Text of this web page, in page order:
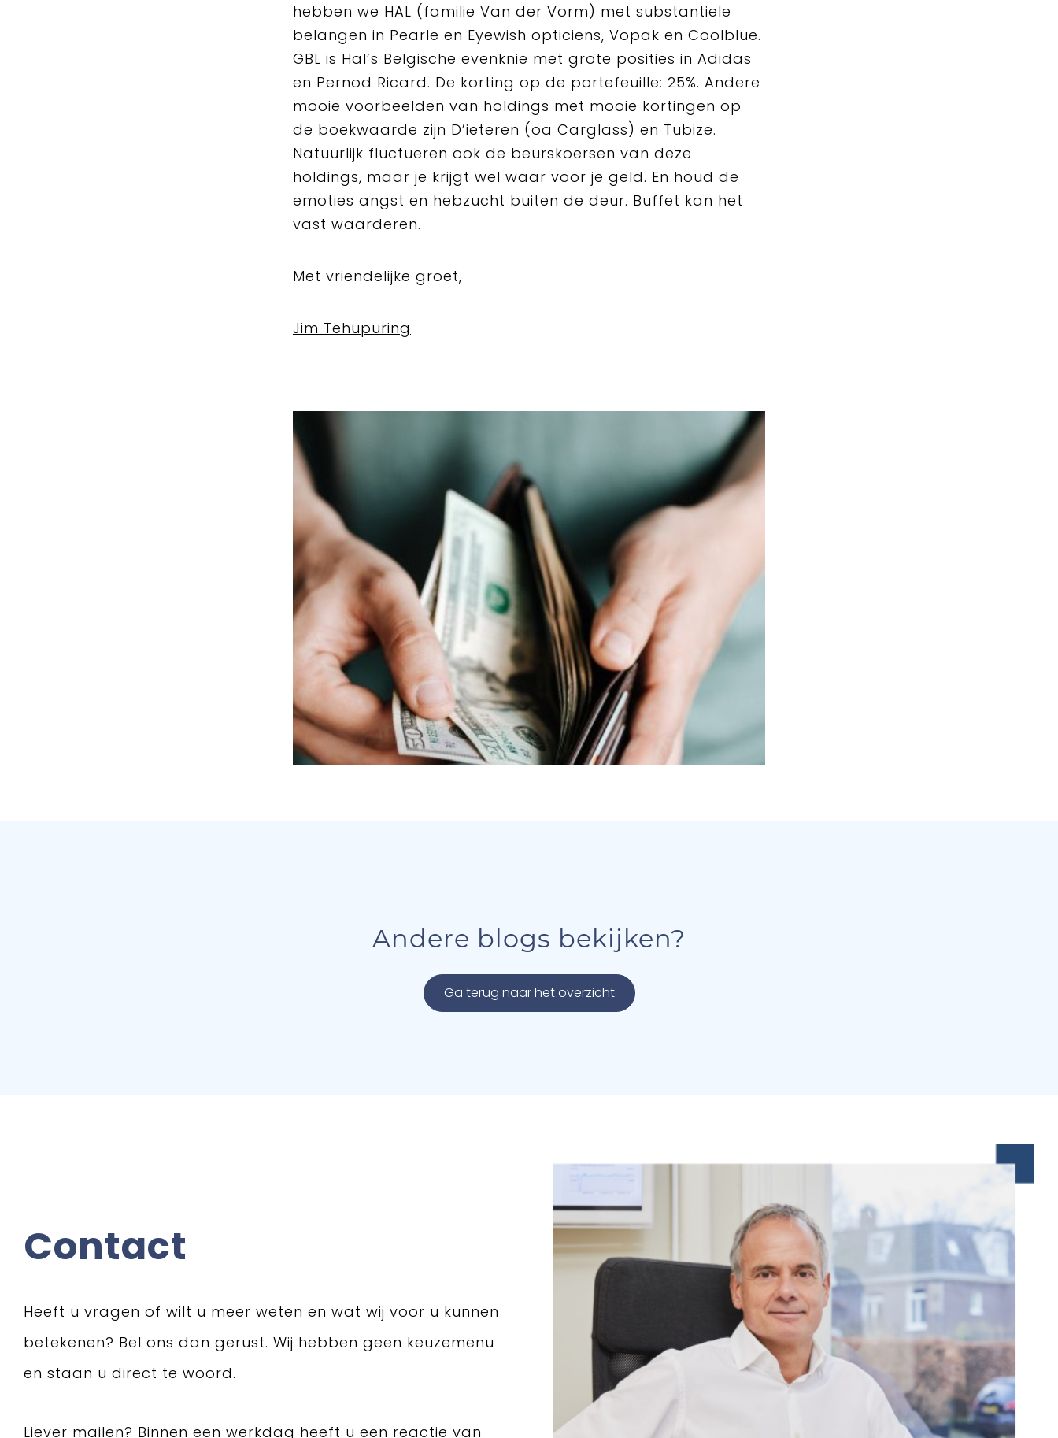
hebben we HAL (familie Van der Vorm) met substantiele
belangen in Pearle en Eyewish opticiens, Vopak en Coolblue.
GBL is Hal’s Belgische evenknie met grote posities in Adidas
en Pernod Ricard. De korting op de portefeuille: 25%. Andere
mooie voorbeelden van holdings met mooie kortingen op
de boekwaarde zijn D’ieteren (oa Carglass) en Tubize.
Natuurlijk fluctueren ook de beurskoersen van deze
holdings, maar je krijgt wel waar voor je geld. En houd de
emoties angst en hebzucht buiten de deur. Buffet kan het
vast waarderen.
Met vriendelijke groet,
Jim Tehupuring
Andere blogs bekijken?
Ga terug naar het overzicht
Contact
Heeft u vragen of wilt u meer weten en wat wij voor u kunnen
betekenen? Bel ons dan gerust. Wij hebben geen keuzemenu
en staan u direct te woord.
Liever mailen? Binnen een werkdag heeft u een reactie van